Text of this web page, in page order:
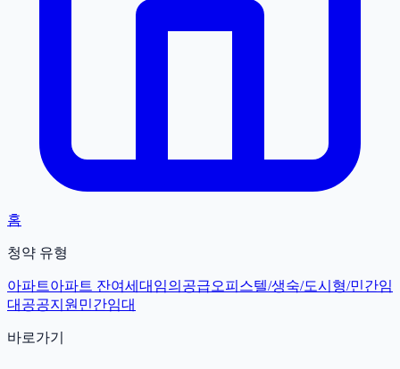
홈
청약 유형
아파트아파트 잔여세대 임의공급오피스텔/생숙/도시형/민간임
대 공공지원민간임대
바로가기